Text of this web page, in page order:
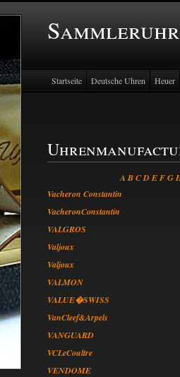
Startseite Deutsche Uhren Heuer
A B CDE F G
Vacheron Constantin
VacheronConstantin
VALGROS
Valjoux
Valjoux
VALMON
VALUE�SWISS
VanCleef&Arpels
VANGUARD
VCLeCoultre
VENDOME